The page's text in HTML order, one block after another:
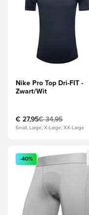
Nike Pro Top Dri-FIT -
Zwart/Wit
€ 27,95€ 34,95
Small, Large, X-Large, XX-Large
Opent een venster
-40%